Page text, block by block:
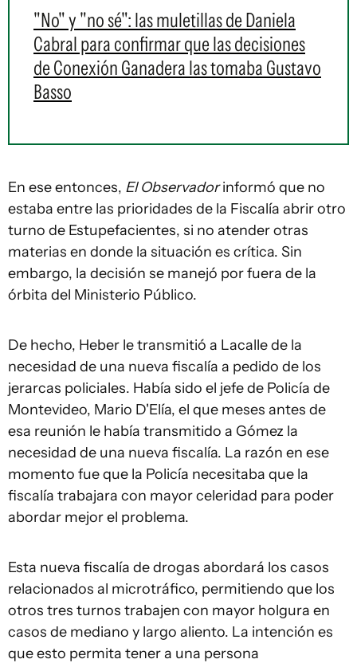
"No" y "no sé": las muletillas de Daniela
Cabral para confirmar que las decisiones
de Conexión Ganadera las tomaba Gustavo
Basso
En ese entonces, El Observadorinformó que no
estaba entre las prioridades de la Fiscalía abrir otro
turno de Estupefacientes, si no atender otras
materias en donde la situación es crítica. Sin
embargo, la decisión se manejó por fuera de la
órbita del Ministerio Público.
De hecho, Heber le transmitió a Lacalle de la
necesidad de una nueva fiscalía a pedido de los
jerarcas policiales. Había sido el jefe de Policía de
Montevideo, Mario D'Elía, el que meses antes de
esa reunión le había transmitido a Gómez la
necesidad de una nueva fiscalía. La razón en ese
momento fue que la Policía necesitaba que la
fiscalía trabajara con mayor celeridad para poder
abordar mejor el problema.
Esta nueva fiscalía de drogas abordará los casos
relacionados al microtráfico, permitiendo que los
otros tres turnos trabajen con mayor holgura en
casos de mediano y largo aliento. La intención es
que esto permita tener a una persona